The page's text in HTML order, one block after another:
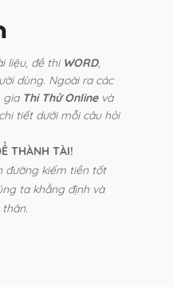
liệu, đề thi WORD,
dùng. Ngoài ra các
gia Thi Thử Onlinevà
tiết dưới mỗi câu hỏi
THÀNH TÀI!
đường kiếm tiền tốt
ta khẳng định và